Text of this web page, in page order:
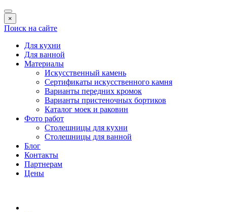
×
Поиск на сайте
Для кухни
Для ванной
Материалы
Искусственный камень
Сертификаты искусственного камня
Варианты передних кромок
Варианты пристеночных бортиков
Каталог моек и раковин
Фото работ
Столешницы для кухни
Столешницы для ванной
Блог
Контакты
Партнерам
Цены